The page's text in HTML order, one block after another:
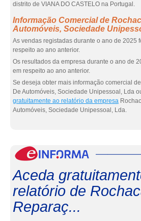
distrito de VIANA DO CASTELO na Portugal.
Informação Comercial de
Automóveis, Sociedade
As vendas registadas durante o ano de 2025
respeito ao ano anterior.
Os resultados da empresa durante o ano de
em respeito ao ano anterior.
Se deseja obter mais informação comercial
De Automóveis, Sociedade Unipessoal, Lda
gratuitamente ao relatório da empresa
Automóveis, Sociedade Unipessoal, Lda.
Aceda
relatório de
Reparaç...